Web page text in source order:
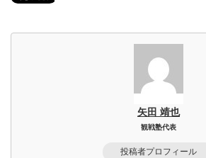
矢田 靖也
観戦塾代表
投稿者プロフィール